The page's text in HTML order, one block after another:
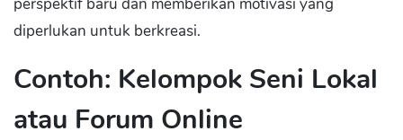
diperlukan untuk berkreasi.
Contoh: Kelompok Seni Lokal
atau Forum Online